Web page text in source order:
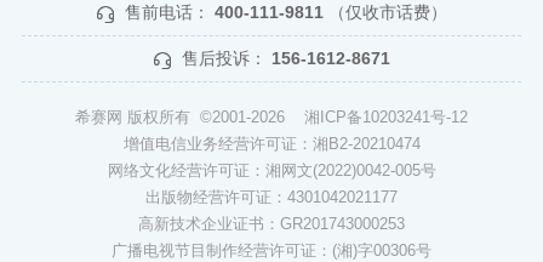
售前电话： 400-111-9811 （仅收市话费）
售后投诉： 156-1612-8671
希赛网 版权所有 ©2001-2026 湘ICP备10203241号-12
增值电信业务经营许可证：湘B2-20210474
网络文化经营许可证：湘网文(2022)0042-005号
出版物经营许可证：4301042021177
高新技术企业证书：GR201743000253
广播电视节目制作经营许可证：(湘)字00306号